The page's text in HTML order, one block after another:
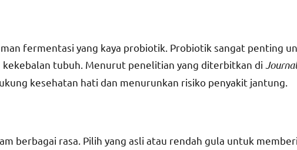
fermentasi yang kaya probiotik. Probiotik sangat penting
kekebalan tubuh. Menurut penelitian yang diterbitkan di
kesehatan hati dan menurunkan risiko penyakit jantung.
berbagai rasa. Pilih yang asli atau rendah gula untuk